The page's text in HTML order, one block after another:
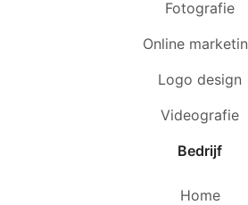
Fotografie
Online
Logo design
Videografie
Bedrijf
Home